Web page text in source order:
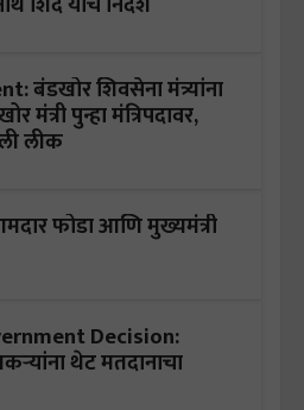
बंडखोर शिवसेना मंत्र्यांना
मंत्री पुन्हा मंत्रिपदावर,
लीक
फोडा आणि मुख्यमंत्री
Decision:
थेट मतदानाचा